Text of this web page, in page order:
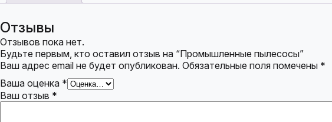
Отзывы
Отзывов пока нет.
Будьте первым, кто оставил отзыв на “Промышленные пылесосы”
Ваш адрес email не будет опубликован. Обязательные поля помечены *
Ваша оценка *
Ваш отзыв *